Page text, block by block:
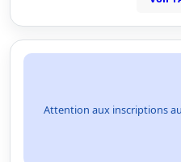
Attention aux inscriptions